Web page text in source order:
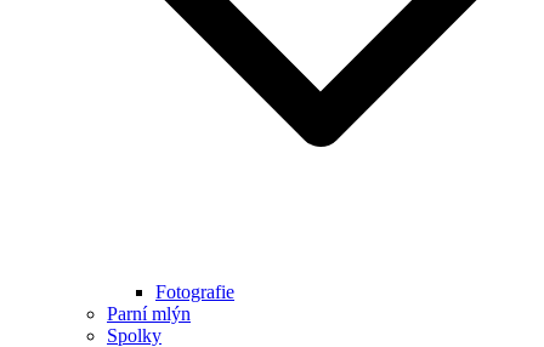
Fotografie
Parní mlýn
Spolky